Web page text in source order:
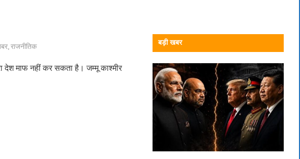
,राजनीतिक
देश माफ नहीं कर सकता है। जम्मू काश्मीर
बड़ी खबर